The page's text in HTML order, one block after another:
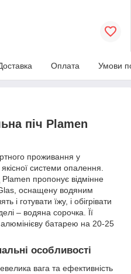
Оплата Умови
піч Plamen
проживання у
системи опалення.
пропонує відмінне
оснащену водяним
і готувати їжу, і обігрівати
– водяна сорочка. Її
алюмінієву батарею на 20-25
особливості
вага та ефективність